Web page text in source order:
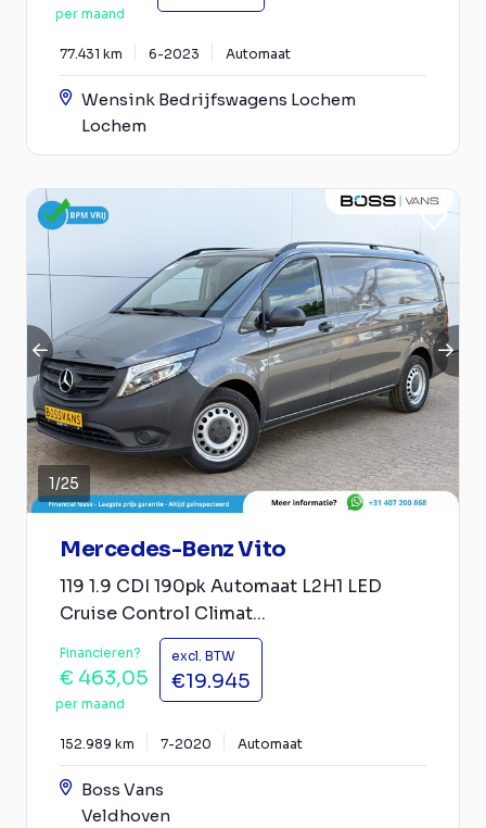
per maand
77.431 km 6-2023 Automaat
Wensink Bedrijfswagens Lochem
Lochem
1/25
Mercedes-Benz Vito
119 1.9 CDI 190pk Automaat L2H1 LED
Cruise Control Climat...
Financieren?
€ 463,05
per maand
excl. BTW
€19.945
152.989 km 7-2020 Automaat
Boss Vans
Veldhoven